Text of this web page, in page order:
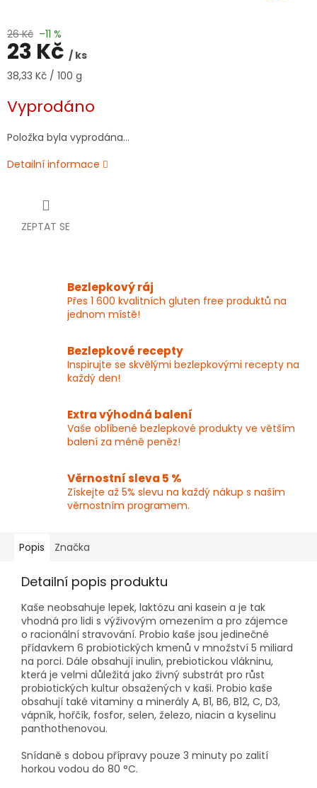
26 Kč –11 %
23 Kč / ks
Měrná
38,33 Kč / 100 g
Vyprodáno
Položka byla vyprodána…
Detailní informace
ZEPTAT SE
Bezlepkový ráj
Přes 1 600 kvalitních gluten free produktů na
jednom místě!
Bezlepkové recepty
Inspirujte se skvělými bezlepkovými recepty na
každý den!
Extra výhodná balení
Vaše oblíbené bezlepkové produkty ve větším
balení za méně peněz!
Věrnostní sleva 5 %
Získejte až 5% slevu na každý nákup s naším
věrnostním programem.
Popis Značka
Detailní popis produktu
Kaše neobsahuje lepek, laktózu ani kasein a je tak
vhodná pro lidi s výživovým omezením a pro zájemce
o racionální stravování. Probio kaše jsou jedinečné
přídavkem 6 probiotických kmenů v množství 5 miliard
na porci. Dále obsahují inulin, prebiotickou vlákninu,
která je velmi důležitá jako živný substrát pro růst
probiotických kultur obsažených v kaši. Probio kaše
obsahují také vitaminy a minerály A, B1, B6, B12, C, D3,
vápník, hořčík, fosfor, selen, železo, niacin a kyselinu
panthothenovou.
Snídaně s dobou přípravy pouze 3 minuty po zalití
horkou vodou do 80 °C.